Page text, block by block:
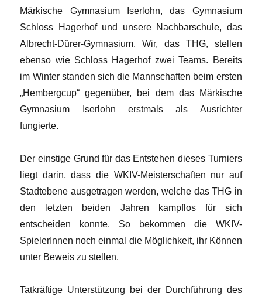
Märkische Gymnasium Iserlohn, das Gymnasium
Schloss Hagerhof und unsere Nachbarschule, das
Albrecht-Dürer-Gymnasium. Wir, das THG, stellen
ebenso wie Schloss Hagerhof zwei Teams. Bereits
im Winter standen sich die Mannschaften beim ersten
„Hembergcup“ gegenüber, bei dem das Märkische
Gymnasium Iserlohn erstmals als Ausrichter
fungierte.
Der einstige Grund für das Entstehen dieses Turniers
liegt darin, dass die WKIV-Meisterschaften nur auf
Stadtebene ausgetragen werden, welche das THG in
den letzten beiden Jahren kampflos für sich
entscheiden konnte. So bekommen die WKIV-
SpielerInnen noch einmal die Möglichkeit, ihr Können
unter Beweis zu stellen.
Tatkräftige Unterstützung bei der Durchführung des